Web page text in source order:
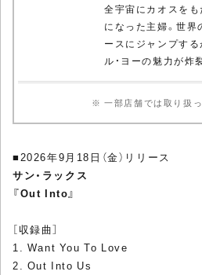
全宇宙にカオスを
になった主婦。世界
ースにジャンプす
ル・ヨーの魅力が
※ 一部店舗では取り扱
■2026年9月18日（金）リリース
サン・ラックス
『Out Into』
［収録曲］
1. Want You To Love
2. Out Into Us